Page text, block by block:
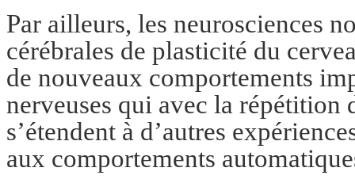
Par ailleurs, les neurosciences
cérébrales de plasticité du
de nouveaux comportements
nerveuses qui avec la répétition
s’étendent à d’autres
aux comportements